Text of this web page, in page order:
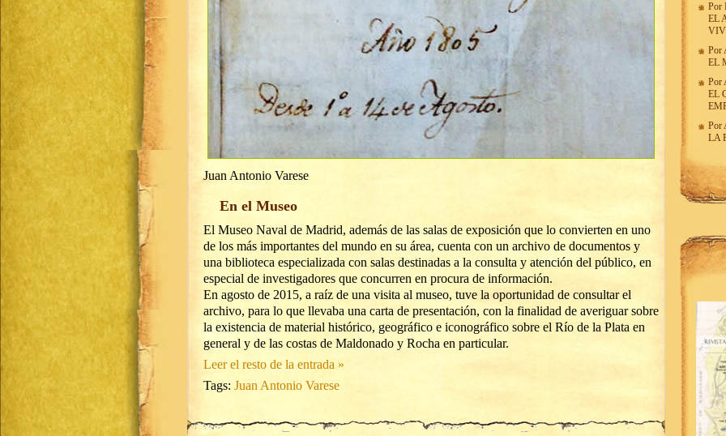
Juan Antonio Varese
En el Museo
El Museo Naval de Madrid, además de las salas de exposición que lo convierten en uno
de los más importantes del mundo en su área, cuenta con un archivo de documentos y
una biblioteca especializada con salas destinadas a la consulta y atención del público, en
especial de investigadores que concurren en procura de información.
En agosto de 2015, a raíz de una visita al museo, tuve la oportunidad de consultar el
archivo, para lo que llevaba una carta de presentación, con la finalidad de averiguar sobre
la existencia de material histórico, geográfico e iconográfico sobre el Río de la Plata en
general y de las costas de Maldonado y Rocha en particular.
Leer el resto de la entrada »
Tags: Juan Antonio Varese
Por
EL
Por
EL
Por
EL
Por
LA